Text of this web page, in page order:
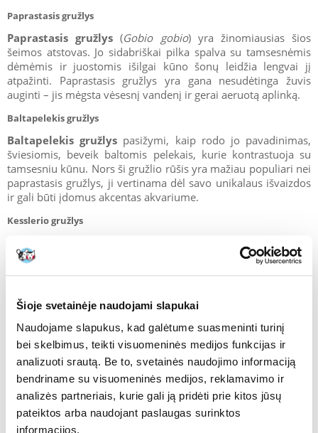
Šioje svetainėje naudojami slapukai
Naudojame slapukus, kad galėtume suasmeninti turinį
bei skelbimus, teikti visuomeninės medijos funkcijas ir
analizuoti srautą. Be to, svetainės naudojimo informaciją
bendriname su visuomeninės medijos, reklamavimo ir
analizės partneriais, kurie gali ją pridėti prie kitos jūsų
pateiktos arba naudojant paslaugas surinktos
informacijos.
Paprastasis gružlys
Paprastasis gružlys (Gobio gobio) yra žinomiausias šios
šeimos atstovas. Jo sidabriškai pilka spalva su tamsesnėmis
dėmėmis ir juostomis išilgai kūno šonų leidžia lengvai jį
atpažinti. Paprastasis gružlys yra gana nesudėtinga žuvis
auginti – jis mėgsta vėsesnį vandenį ir gerai aeruotą aplinką.
Baltapelekis gružlys
Baltapelekis gružlys pasižymi, kaip rodo jo pavadinimas,
šviesiomis, beveik baltomis pelekais, kurie kontrastuoja su
tamsesniu kūnu. Nors ši gružlio rūšis yra mažiau populiari nei
paprastasis gružlys, ji vertinama dėl savo unikalaus išvaizdos
ir gali būti įdomus akcentas akvariume.
Kesslerio gružlys
tarp akvariumininkų. Šis gružlys išsiskiria didesniu kūno
kiti gružliai, Kesslerio gružlysreikalauja gerai aeruotos ir
švarios vandens aplinkos, kad galėtų tinkamai vystytis.
Gružlys – akvariumas
Gružlių auginimas reikalauja bent 80 litrų talpos